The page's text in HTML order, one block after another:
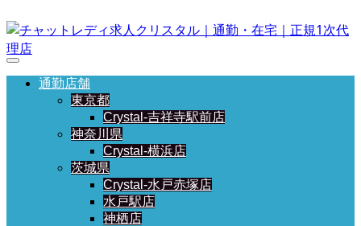
通勤店舗
東京都
Crystal-吉祥寺駅前店
神奈川県
Crystal-横浜店
茨城県
Crystal-水戸赤塚店
水戸駅店
神栖店